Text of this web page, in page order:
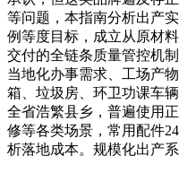
等问题，本指南分析出产
例等度目标，成立从原材
交付的全链条质量管控机
当地化办事需求、工场产
箱、垃圾房、环卫功课车
全省浩繁县乡，普遍使用
修等各类场景，常用配件
析落地成本。规模化出产